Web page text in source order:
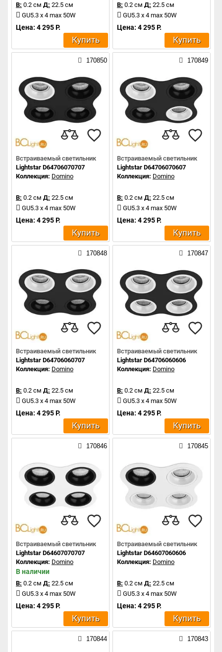
В: 0.2 см Д: 22.5 см
GU5.3 x 4 max 50W
Цена: 4 295 Р.
Купить
В: 0.2 см Д: 22.5 см
GU5.3 x 4 max 50W
Цена: 4 295 Р.
Купить
170850
Встраиваемый светильник
Lightstar D64706070707
Коллекция: Domino
В: 0.2 см Д: 22.5 см
GU5.3 x 4 max 50W
Цена: 4 295 Р.
Купить
170849
Встраиваемый светильник
Lightstar D64706070607
Коллекция: Domino
В: 0.2 см Д: 22.5 см
GU5.3 x 4 max 50W
Цена: 4 295 Р.
Купить
170848
Встраиваемый светильник
Lightstar D64706060707
Коллекция: Domino
В: 0.2 см Д: 22.5 см
GU5.3 x 4 max 50W
Цена: 4 295 Р.
Купить
170847
Встраиваемый светильник
Lightstar D64706060606
Коллекция: Domino
В: 0.2 см Д: 22.5 см
GU5.3 x 4 max 50W
Цена: 4 295 Р.
Купить
170846
Встраиваемый светильник
Lightstar D64607070707
Коллекция: Domino
В наличии
В: 0.2 см Д: 22.5 см
GU5.3 x 4 max 50W
Цена: 4 295 Р.
Купить
170845
Встраиваемый светильник
Lightstar D64607060606
Коллекция: Domino
В: 0.2 см Д: 22.5 см
GU5.3 x 4 max 50W
Цена: 4 295 Р.
Купить
170844 170843